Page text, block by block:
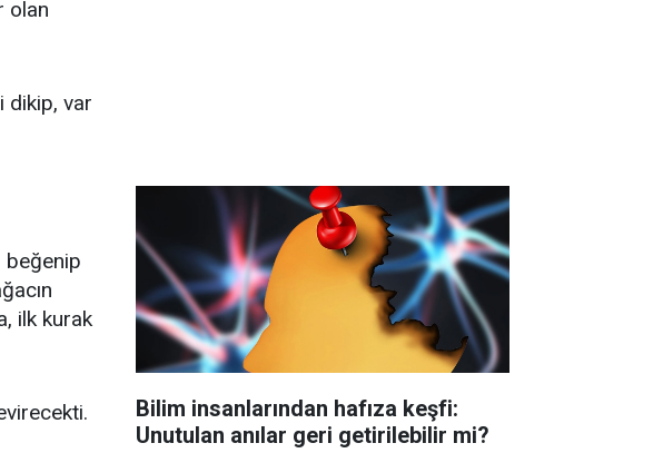
olan
dikip, var
beğenip
ilk kurak
Bilim insanlarından hafıza keşfi:
Unutulan anılar geri getirilebilir mi?